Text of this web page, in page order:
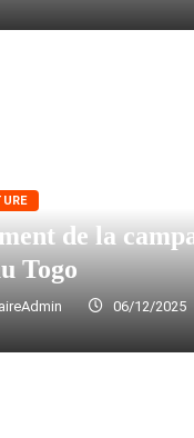
de la
Togo
06/12/2025